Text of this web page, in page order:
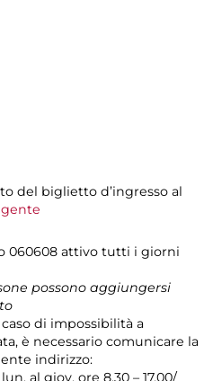
del biglietto d’ingresso al
060608 attivo tutti i giorni
possono aggiungersi
di impossibilità a
è necessario comunicare la
indirizzo:
al giov. ore 8.30 – 17.00/